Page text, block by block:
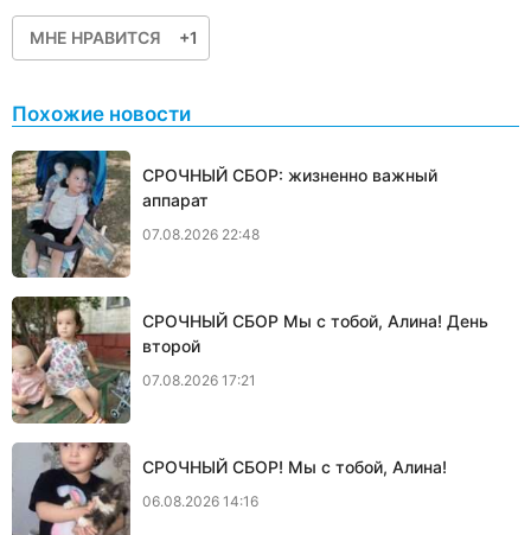
МНЕ НРАВИТСЯ +1
Похожие новости
СРОЧНЫЙ СБОР: жизненно важный
аппарат
07.08.2026 22:48
СРОЧНЫЙ СБОР Мы с тобой, Алина! День
второй
07.08.2026 17:21
СРОЧНЫЙ СБОР! Мы с тобой, Алина!
06.08.2026 14:16